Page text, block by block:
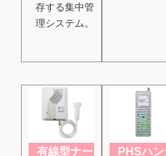
存する集中管
理システム。
有線型ナー
PHSハン